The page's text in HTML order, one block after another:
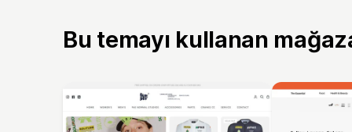
Bu temayı kullanan